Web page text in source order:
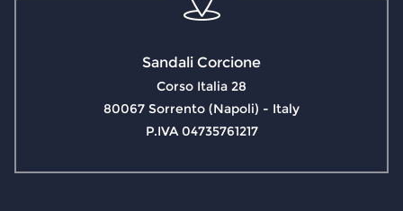
Sandali Corcione
Corso Italia 28
80067 Sorrento (Napoli) - Italy
P.IVA 04735761217